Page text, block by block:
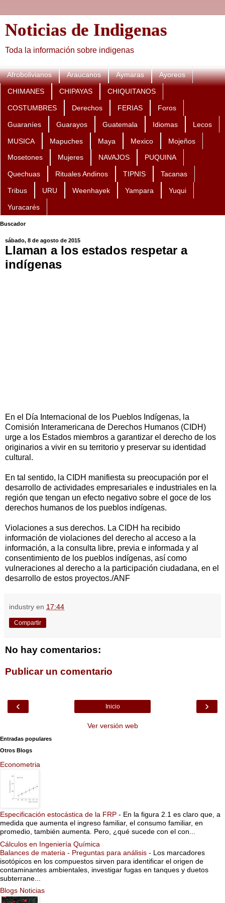
Noticias de Indigenas
Toda la información sobre indigenas
Afrobolivianos Araucanos Aymaras Ayoreos
CHIMANES CHIPAYAS CHIQUITANOS
COSTUMBRES Derechos FERIAS Foros
Guaraníes Guarayos Guatemala Idiomas Lecos
MUSICA Mapuches Maya Mexico Mojeños
Mosetones Mujeres NAVAJOS PUQUINA
Quechuas Rituales Andinos TIPNIS Tacanas
Tribus URU Weenhayek Yampara Yuqui
Yuracarés
Buscador
sábado, 8 de agosto de 2015
Llaman a los estados respetar a
indígenas
En el Día Internacional de los Pueblos Indígenas, la
Comisión Interamericana de Derechos Humanos (CIDH)
urge a los Estados miembros a garantizar el derecho de los
originarios a vivir en su territorio y preservar su identidad
cultural.
En tal sentido, la CIDH manifiesta su preocupación por el
desarrollo de actividades empresariales e industriales en la
región que tengan un efecto negativo sobre el goce de los
derechos humanos de los pueblos indígenas.
Violaciones a sus derechos. La CIDH ha recibido
información de violaciones del derecho al acceso a la
información, a la consulta libre, previa e informada y al
consentimiento de los pueblos indígenas, así como
vulneraciones al derecho a la participación ciudadana, en el
desarrollo de estos proyectos./ANF
industry en 17:44
Compartir
No hay comentarios:
Publicar un comentario
‹ ›
Inicio
Ver versión web
Entradas populares
Otros Blogs
Econometria
Especificación estocástica de la FRP - En la figura 2.1 es claro que, a
medida que aumenta el ingreso familiar, el consumo familiar, en
promedio, también aumenta. Pero, ¿qué sucede con el con...
Cálculos en Ingeniería Química
Balances de materia - Preguntas para análisis - Los marcadores
isotópicos en los compuestos sirven para identificar el origen de
contaminantes ambientales, investigar fugas en tanques y duetos
subterrane...
Blogs Noticias